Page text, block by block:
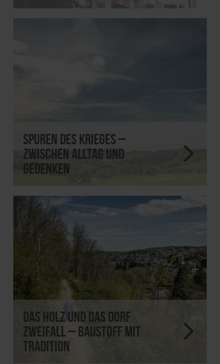
Spuren des Krieges –
zwischen Alltag und
Gedenken
Das Holz und das Dorf
Zweifall – Baustoff mit
Tradition